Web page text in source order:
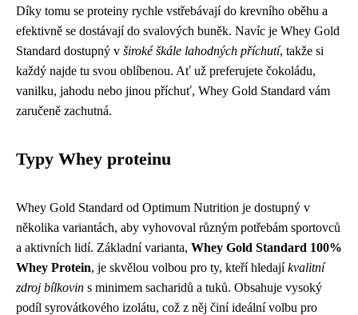
Díky tomu se proteiny rychle vstřebávají do krevního oběhu a
efektivně se dostávají do svalových buněk. Navíc je Whey Gold
Standard dostupný v široké škále lahodných příchutí, takže si
každý najde tu svou oblíbenou. Ať už preferujete čokoládu,
vanilku, jahodu nebo jinou příchuť, Whey Gold Standard vám
zaručeně zachutná.
Typy Whey proteinu
Whey Gold Standard od Optimum Nutrition je dostupný v
několika variantách, aby vyhovoval různým potřebám sportovců
a aktivních lidí. Základní varianta, Whey Gold Standard 100%
Whey Protein, je skvělou volbou pro ty, kteří hledajíkvalitní
zdroj bílkovin s minimem sacharidů a tuků. Obsahuje vysoký
podíl syrovátkového izolátu, což z něj činí ideální volbu pro